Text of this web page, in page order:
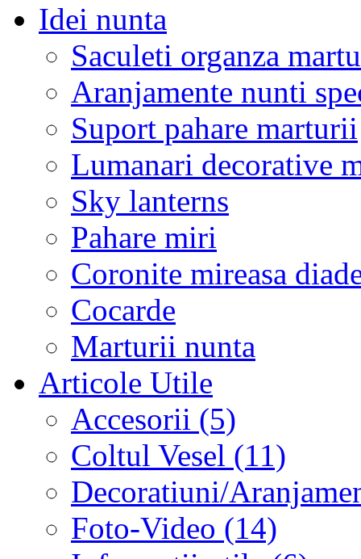
Idei nunta
Saculeti organza
Aranjamente nunti
Suport pahare marturii
Lumanari decorative
Sky lanterns
Pahare miri
Coronite mireasa
Cocarde
Marturii nunta
Articole Utile
Accesorii (5)
Coltul Vesel (11)
Decoratiuni/
Foto-Video (14)